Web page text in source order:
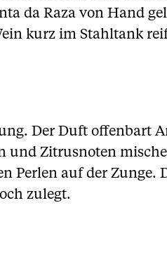
da Raza von Hand
kurz im Stahltank
Der Duft offenbart
und Zitrusnoten
Perlen auf der Zunge.
zulegt.